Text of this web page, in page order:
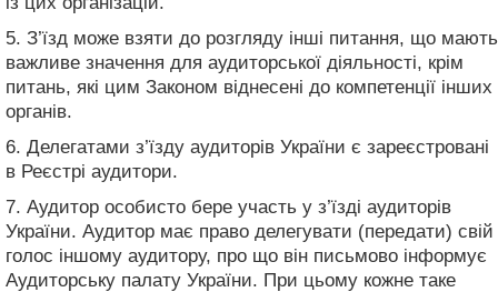
5. З’їзд може взяти до розгляду інші питання, що мають
важливе значення для аудиторської діяльності, крім
питань, які цим Законом віднесені до компетенції інших
органів.
6. Делегатами з’їзду аудиторів України є зареєстровані
в Реєстрі аудитори.
7. Аудитор особисто бере участь у з’їзді аудиторів
України. Аудитор має право делегувати (передати) свій
голос іншому аудитору, про що він письмово інформує
Аудиторську палату України. При цьому кожне таке